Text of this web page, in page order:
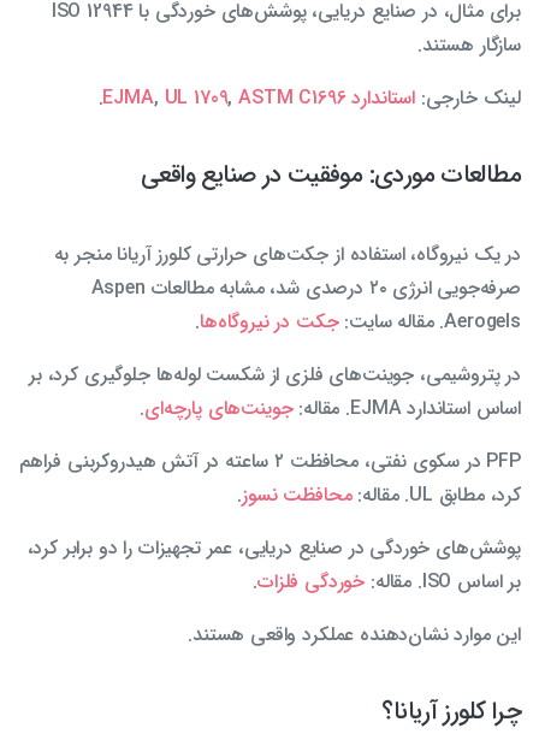
برای مثال، در صنایع دریایی، پوشش‌های خوردگی با ISO 12944
سازگار هستند.
لینک خارجی:استاندارد EJMA , UL 1709,ASTM C1696
.
مطالعات موردی: موفقیت در صنایع واقعی
در یک نیروگاه، استفاده از جکت‌های حرارتی کلورز آریانا منجر به
صرفه‌جویی انرژی ۲۰ درصدی شد، مشابه مطالعات Aspen
Aerogels. مقاله سایت:
جکت در نیروگاه‌ها.
در پتروشیمی، جوینت‌های فلزی از شکست لوله‌ها جلوگیری کرد، بر
اساس استاندارد EJMA. مقاله:
جوینت‌های پارچه‌ای.
PFP در سکوی نفتی، محافظت ۲ ساعته در آتش هیدروکربنی فراهم
کرد، مطابق UL. مقاله:
محافظت نسوز.
پوشش‌های خوردگی در صنایع دریایی، عمر تجهیزات را دو برابر کرد،
بر اساس ISO. مقاله:
خوردگی فلزات.
این موارد نشان‌دهنده عملکرد واقعی هستند.
چرا کلورز آریانا؟